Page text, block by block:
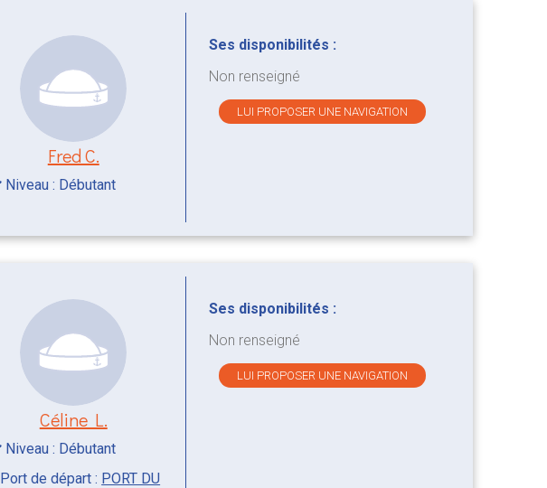
Fred C.
Niveau : Débutant
Ses disponibilités :
Non renseigné
LUI PROPOSER UNE NAVIGATION
Céline L.
Niveau : Débutant
Port de départ : PORT DU
Ses disponibilités :
Non renseigné
LUI PROPOSER UNE NAVIGATION